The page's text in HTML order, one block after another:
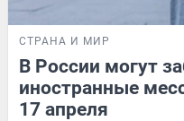
СТРАНА И МИР
В России могут
иностранные
17 апреля